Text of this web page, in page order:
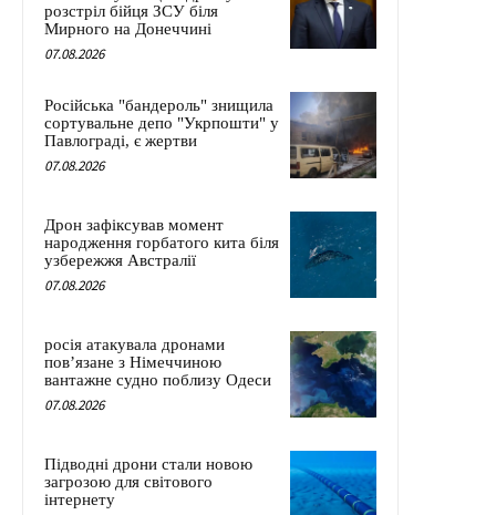
розстріл бійця ЗСУ біля
Мирного на Донеччині
07.08.2026
Російська "бандероль" знищила
сортувальне депо "Укрпошти" у
Павлограді, є жертви
07.08.2026
Дрон зафіксував момент
народження горбатого кита біля
узбережжя Австралії
07.08.2026
росія атакувала дронами
пов’язане з Німеччиною
вантажне судно поблизу Одеси
07.08.2026
Підводні дрони стали новою
загрозою для світового
інтернету